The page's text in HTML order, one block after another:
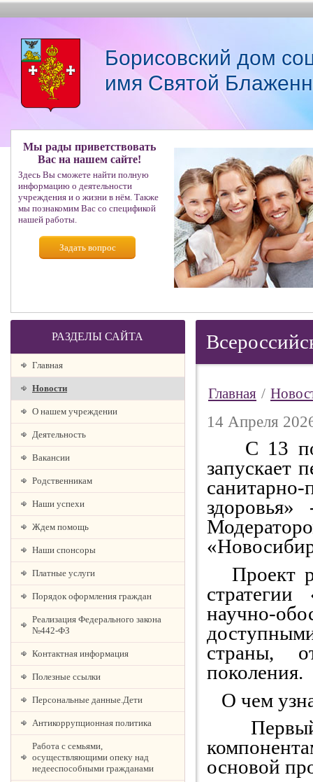
Борисовский дом
имя Святой
Мы рады приветствовать
Вас на нашем сайте!
Здесь Вы сможете найти полную
информацию о деятельности
учреждения и о жизни в нём. Также
мы познакомим Вас со спецификой
нашей работы.
Задать вопрос
РАЗДЕЛЫ САЙТА
Главная
Новости
О нашем учреждении
Деятельность
Вакансии
Родственникам
Наши успехи
Ждем помощь
Наши спонсоры
Платные услуги
Порядок оформления граждан
Реализация Федерального закона
№442-ФЗ
Контактная информация
Полезные ссылки
Персональные данные.Дети
Антикоррупционная политика
Работа с семьями,
осуществляющими опеку над
недееспособными гражданами
Главная /
14 Апреля
С 13 по
запускает
Проект
научно-
страны,
поколения.
О чем
Первый
основой